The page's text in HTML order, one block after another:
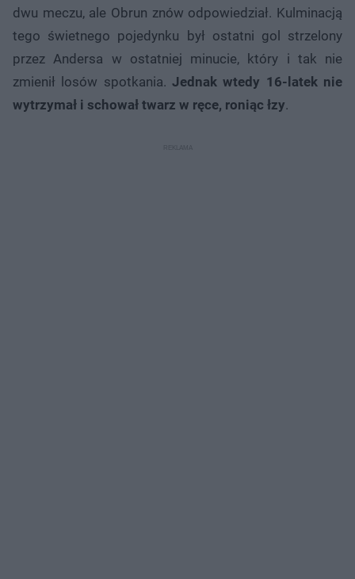
dwu meczu, ale Obrun znów odpowiedział. Kulminacją
tego świetnego pojedynku był ostatni gol strzelony
przez Andersa w ostatniej minucie, który i tak nie
zmienił losów spotkania. Jednak wtedy 16-latek nie
wytrzymał i schował twarz w ręce, roniąc łzy.